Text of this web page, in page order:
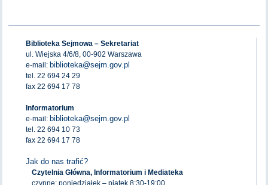
Biblioteka Sejmowa – Sekretariat
ul. Wiejska 4/6/8, 00-902 Warszawa
e-mail: biblioteka@sejm.gov.pl
tel. 22 694 24 29
fax 22 694 17 78
Informatorium
e-mail: biblioteka@sejm.gov.pl
tel. 22 694 10 73
fax 22 694 17 78
Jak do nas trafić?
Czytelnia Główna, Informatorium i Mediateka
czynne: poniedziałek – piątek 8:30-19:00